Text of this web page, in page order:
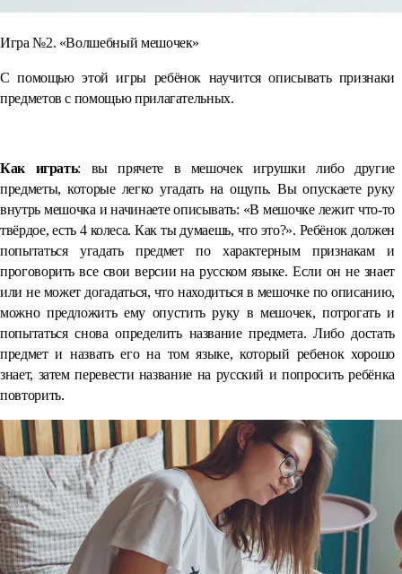
Игра №2. «Волшебный мешочек»
С помощью этой игры ребёнок научится описывать признаки
предметов с помощью прилагательных.
Как играть: вы прячете в мешочек игрушки либо другие
предметы, которые легко угадать на ощупь. Вы опускаете руку
внутрь мешочка и начинаете описывать: «В мешочке лежит что-то
твёрдое, есть 4 колеса. Как ты думаешь, что это?». Ребёнок должен
попытаться угадать предмет по характерным признакам и
проговорить все свои версии на русском языке. Если он не знает
или не может догадаться, что находиться в мешочке по описанию,
можно предложить ему опустить руку в мешочек, потрогать и
попытаться снова определить название предмета. Либо достать
предмет и назвать его на том языке, который ребенок хорошо
знает, затем перевести название на русский и попросить ребёнка
повторить.